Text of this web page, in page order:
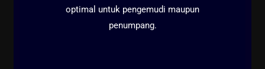
optimal untuk pengemudi maupun
penumpang.